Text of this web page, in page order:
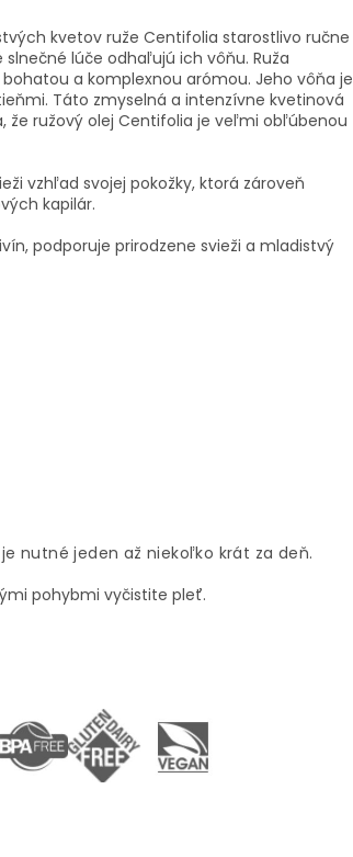
kvetov ruže Centifolia starostlivo ručne
lúče odhaľujú ich vôňu. Ruža
a komplexnou arómou. Jeho vôňa je
Táto zmyselná a intenzívne kvetinová
že ružový olej Centifolia je veľmi obľúbenou
vzhľad svojej pokožky, ktorá zároveň
kapilár.
podporuje prirodzene svieži a mladistvý
nutné jeden až niekoľko krát za deň.
pohybmi vyčistite pleť.